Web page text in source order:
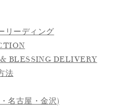
リーディング
BLESSING DELIVERY
法
名古屋・金沢)